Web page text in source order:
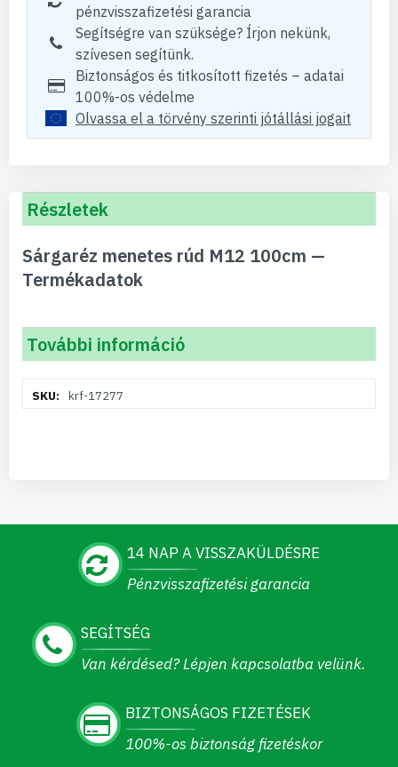
pénzvisszafizetési garancia
Segítségre van szüksége? Írjon nekünk,
szívesen segítünk.
Biztonságos és titkosított fizetés – adatai
100%-os védelme
Olvassa el a törvény szerinti jótállási jogait
Részletek
Sárgaréz menetes rúd M12 100cm —
Termékadatok
További információ
információkrf-17277
14 NAP A VISSZAKÜLDÉSRE
Pénzvisszafizetési garancia
SEGÍTSÉG
Van kérdésed? Lépjen kapcsolatba velünk.
BIZTONSÁGOS FIZETÉSEK
100%-os biztonság fizetéskor